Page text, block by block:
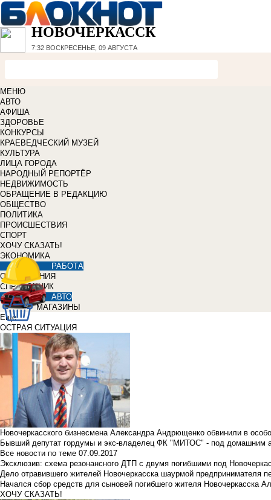
НОВОЧЕРКАССК
7:32 ВОСКРЕСЕНЬЕ, 09 АВГУСТА
МЕНЮ
АВТО
АФИША
ЗДОРОВЬЕ
КОНКУРСЫ
КРАЕВЕДЧЕСКИЙ МУЗЕЙ
КУЛЬТУРА
ЛИЦА ГОРОДА
НАРОДНЫЙ РЕПОРТЁР
НЕДВИЖИМОСТЬ
ОБРАЩЕНИЕ В РЕДАКЦИЮ
ОБЩЕСТВО
ПОЛИТИКА
ПРОИСШЕСТВИЯ
СПОРТ
ХОЧУ СКАЗАТЬ!
ЭКОНОМИКА
РАБОТА
ОБЪЯВЛЕНИЯ
СПРАВОЧНИК
АВТО
МАГАЗИНЫ
Еще
ОСТРАЯ СИТУАЦИЯ
Новочеркасского бизнесмена Александра Андрющенко обвинили в
Бывший депутат гордумы и экс-владелец ФК "МИТОС" - под домашним
Все новости по теме 07.09.2017
Эксклюзив: схема резонансного ДТП с двумя погибшими под
Дело отравившего жителей Новочеркасска шаурмой предпринимателя
Начался сбор средств для сыновей погибшего жителя Новочеркасска
ХОЧУ СКАЗАТЬ!